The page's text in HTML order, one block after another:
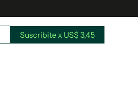
Suscribite x US$ 3,45